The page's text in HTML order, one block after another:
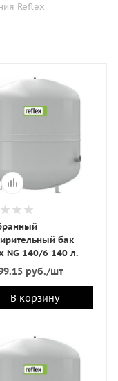
Reflex
бак
NG 140/6 140 л.
руб./шт
В корзину